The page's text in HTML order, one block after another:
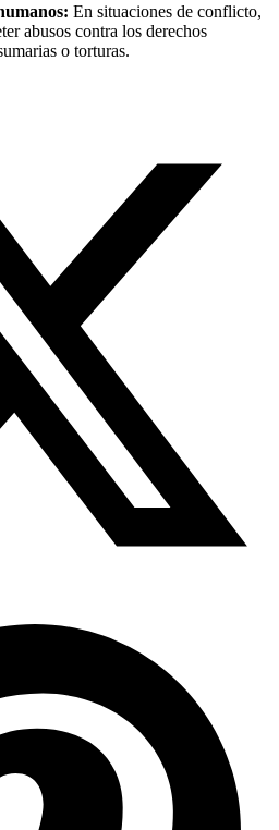
En situaciones de conflicto,
abusos contra los derechos
o torturas.